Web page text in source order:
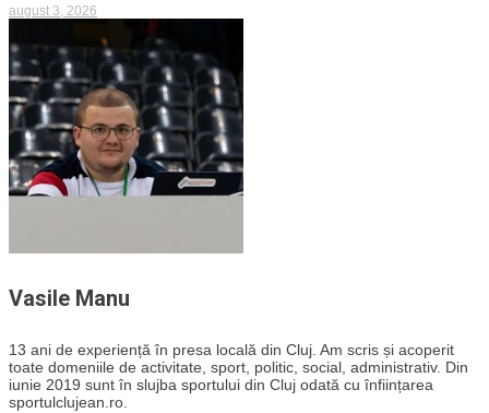
august 3, 2026
Vasile Manu
13 ani de experiență în presa locală din Cluj. Am scris și acoperit
toate domeniile de activitate, sport, politic, social, administrativ. Din
iunie 2019 sunt în slujba sportului din Cluj odată cu înființarea
sportulclujean.ro.